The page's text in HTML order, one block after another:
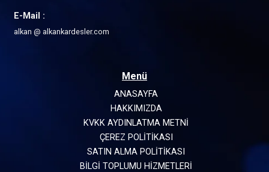
E-Mail :
alkan @ alkankardesler.com
Menü
ANASAYFA
HAKKIMIZDA
KVKK AYDINLATMA METNİ
ÇEREZ POLİTİKASI
SATIN ALMA POLİTİKASI
BİLGİ TOPLUMU HİZMETLERİ